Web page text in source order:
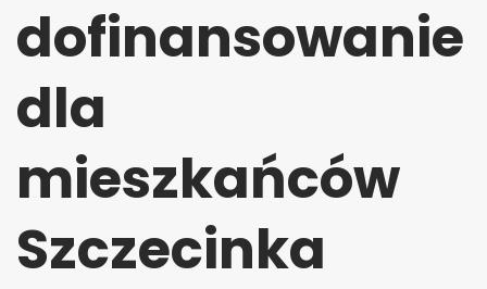
dofinansowanie
dla
mieszkańców
Szczecinka